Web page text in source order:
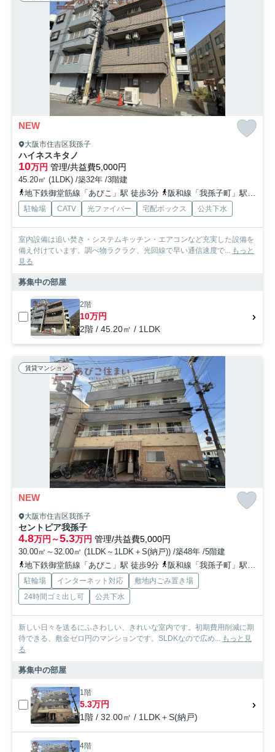
NEW
大阪市住吉区我孫子
ハイネスキタノ
10万円 管理/共益費5,000円
45.20㎡ (1LDK) /築32年 /3階建
地下鉄御堂筋線「あびこ」駅 徒歩3分
阪和線「我孫子町」駅 徒歩13分
駐輪場 CATV 光ファイバー 宅配ボックス 公共下水
室内設備は追い焚き・システムキッチン・エアコンなど充実した設備を
備え付けています。調べ物ラクラク、光回線で早い通信速度で...
もっと
見る
募集中の部屋
2階
10万円
2階 / 45.20㎡ / 1LDK
賃貸マンション
NEW
大阪市住吉区我孫子
セントピア我孫子
4.8万円～5.3万円 管理/共益費5,000円
30.00㎡～32.00㎡ (1LDK～1LDK＋S(納戸)) /築48年 /5階建
地下鉄御堂筋線「あびこ」駅 徒歩9分
阪和線「我孫子町」駅 徒歩5分
駐輪場 インターネット対応
敷地内ごみ置き場
24時間ゴミ出し可
公共下水
新しい日々を送るにふさわしい、きれいな室内です。初期費用削減に期
待できる、敷金ゼロ円のマンションです。SLDKなので広め...
もっと見
る
募集中の部屋
1階
5.3万円
1階 / 32.00㎡ / 1LDK＋S(納戸)
4階